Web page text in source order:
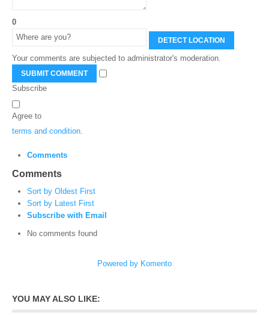
0
DETECT LOCATION
Your comments are subjected to administrator's moderation.
SUBMIT COMMENT
Subscribe
Agree to
terms and condition
Comments
Comments
Sort by Oldest First
Sort by Latest First
Subscribe with Email
No comments found
Powered by Komento
YOU MAY ALSO LIKE: